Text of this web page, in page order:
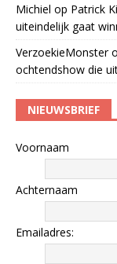
Michiel op Patrick
uiteindelijk gaat
VerzoekieMonster
ochtendshow die
NIEUWSBRIEF
Voornaam
Achternaam
Emailadres: